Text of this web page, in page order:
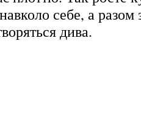
себе, а разом
дива.